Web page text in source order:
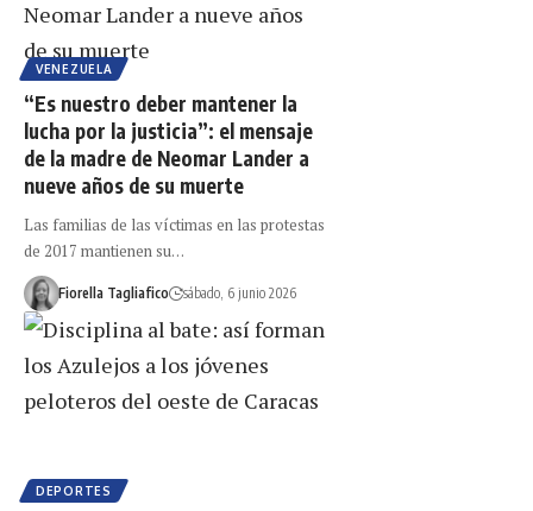
VENEZUELA
“Es nuestro deber mantener la
lucha por la justicia”: el mensaje
de la madre de Neomar Lander a
nueve años de su muerte
Las familias de las víctimas en las protestas
de 2017 mantienen su…
Fiorella Tagliafico sábado, 6 junio 2026
DEPORTES